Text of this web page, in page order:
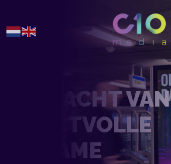
DE KRACHT VAN
IMPACTVOLLE
RECLAME